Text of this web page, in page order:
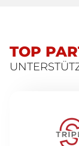
TOP